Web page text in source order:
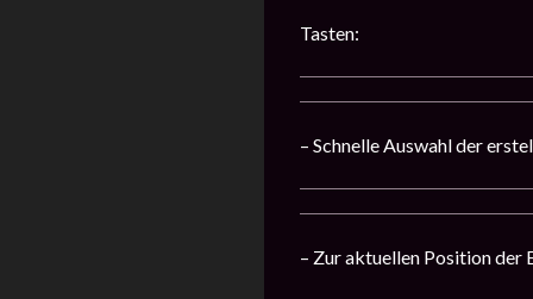
Tasten:
– Schnelle Auswahl der
– Zur aktuellen Position der